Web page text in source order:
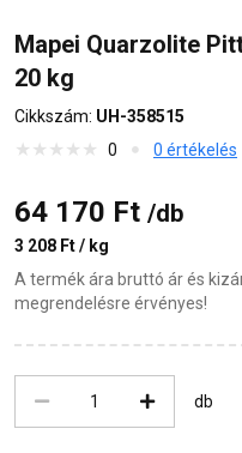
Mapei Quarzolite
20 kg
Cikkszám: UH-358515
0
0 értékelés
64 170 Ft /db
3 208 Ft / kg
A termék ára bruttó ár és
megrendelésre érvényes!
db